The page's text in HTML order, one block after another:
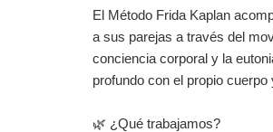
El Método Frida Kaplan
a sus parejas a través del
conciencia corporal y la
profundo con el propio cuerpo
🌿 ¿Qué trabajamos?